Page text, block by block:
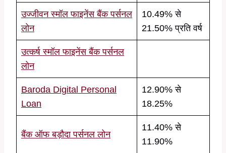
उज्जीवन स्मॉल फाइनेंस बैंक पर्सनल
लोन
10.49% से
21.50% प्रति वर्ष
उत्कर्ष स्मॉल फाइनेंस बैंक पर्सनल
लोन
Baroda Digital Personal
Loan
12.90% से
18.25%
बैंक ऑफ बड़ौदा पर्सनल लोन
11.40% से
11.90%